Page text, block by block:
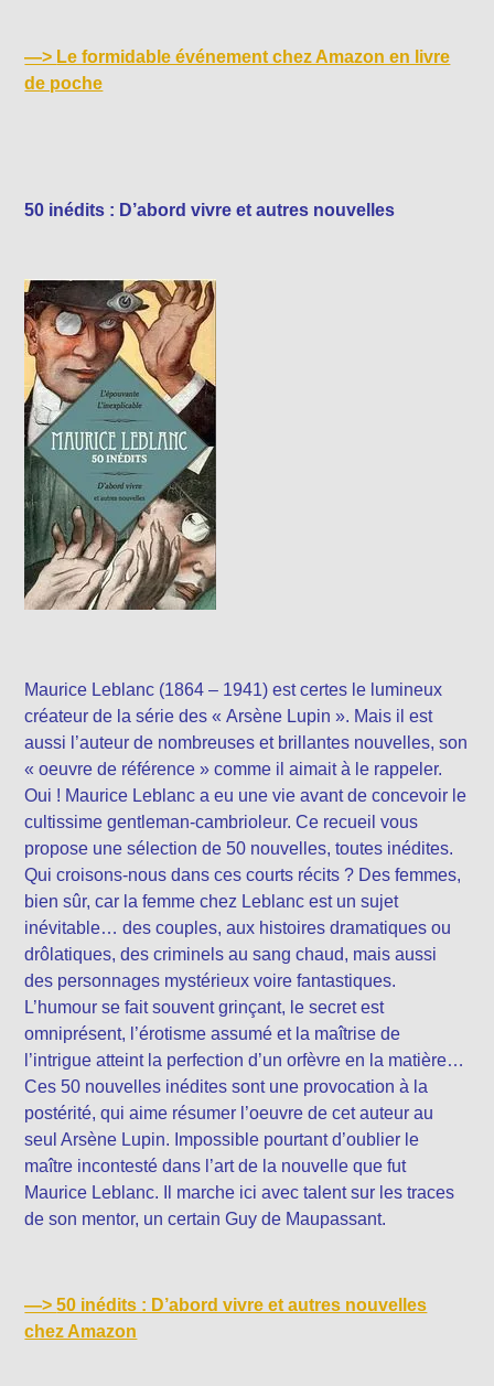
—> Le formidable événement chez Amazon en livre
de poche
50 inédits : D’abord vivre et autres nouvelles
Maurice Leblanc (1864 – 1941) est certes le lumineux
créateur de la série des « Arsène Lupin ». Mais il est
aussi l’auteur de nombreuses et brillantes nouvelles, son
« oeuvre de référence » comme il aimait à le rappeler.
Oui ! Maurice Leblanc a eu une vie avant de concevoir le
cultissime gentleman-cambrioleur. Ce recueil vous
propose une sélection de 50 nouvelles, toutes inédites.
Qui croisons-nous dans ces courts récits ? Des femmes,
bien sûr, car la femme chez Leblanc est un sujet
inévitable… des couples, aux histoires dramatiques ou
drôlatiques, des criminels au sang chaud, mais aussi
des personnages mystérieux voire fantastiques.
L’humour se fait souvent grinçant, le secret est
omniprésent, l’érotisme assumé et la maîtrise de
l’intrigue atteint la perfection d’un orfèvre en la matière…
Ces 50 nouvelles inédites sont une provocation à la
postérité, qui aime résumer l’oeuvre de cet auteur au
seul Arsène Lupin. Impossible pourtant d’oublier le
maître incontesté dans l’art de la nouvelle que fut
Maurice Leblanc. Il marche ici avec talent sur les traces
de son mentor, un certain Guy de Maupassant.
—>50 inédits : D’abord vivre et autres nouvelles
chez Amazon